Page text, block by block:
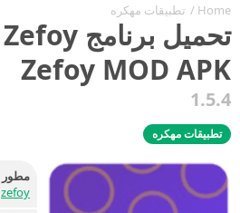
Home
/ تطبيقات مهكره
Zefoy MOD APK
1.5.4
تطبيقات مهكره
مطور
zefoy